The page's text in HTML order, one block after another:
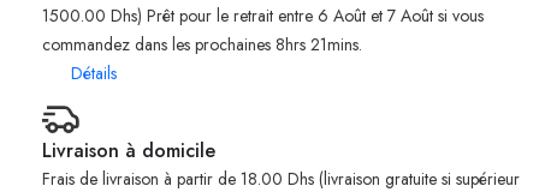
1500.00 Dhs) Prêt pour le retrait entre 6 Août et 7 Août si vous
commandez dans les prochaines 8hrs 21mins.
Détails
Livraison à domicile
Frais de livraison à partir de 18.00 Dhs (livraison gratuite si supérieur